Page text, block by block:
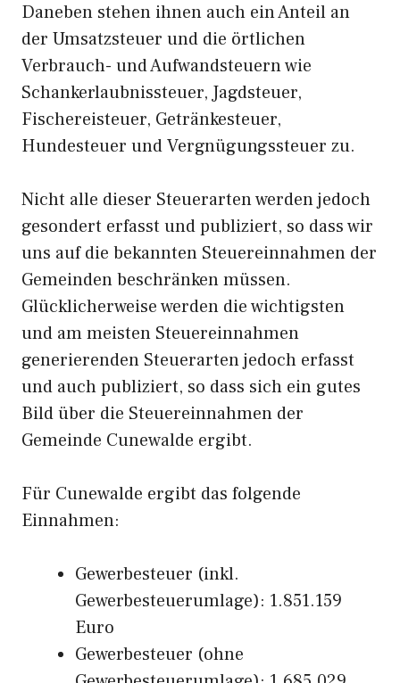
Daneben stehen ihnen auch ein Anteil an
der Umsatzsteuer und die örtlichen
Verbrauch- und Aufwandsteuern wie
Schankerlaubnissteuer, Jagdsteuer,
Fischereisteuer, Getränkesteuer,
Hundesteuer und Vergnügungssteuer zu.
Nicht alle dieser Steuerarten werden jedoch
gesondert erfasst und publiziert, so dass wir
uns auf die bekannten Steuereinnahmen der
Gemeinden beschränken müssen.
Glücklicherweise werden die wichtigsten
und am meisten Steuereinnahmen
generierenden Steuerarten jedoch erfasst
und auch publiziert, so dass sich ein gutes
Bild über die Steuereinnahmen der
Gemeinde Cunewalde ergibt.
Für Cunewalde ergibt das folgende
Einnahmen:
Gewerbesteuer (inkl.
Gewerbesteuerumlage): 1.851.159
Euro
Gewerbesteuer (ohne